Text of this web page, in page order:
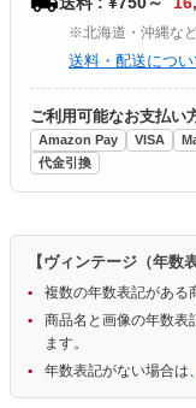
※北海道・沖縄な
送料・配送につ
ご利用可能なお支払い
Amazon Pay VISA
代金引換
【ヴィンテージ（年数
複数の年数表記がある
商品名と画像の年数表
ます。
年数表記がない場合は、